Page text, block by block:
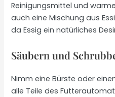
Reinigungsmittel und
auch eine Mischung aus
da Essig ein natürliches
Säubern und
Nimm eine Bürste oder
alle Teile des